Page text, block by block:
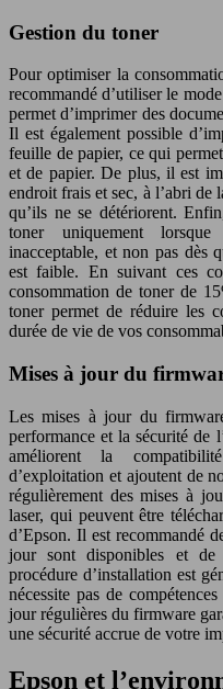
Gestion du toner
Pour optimiser la
recommandé d’utiliser le
permet d’imprimer des
Il est également possible
feuille de papier, ce qui
et de papier. De plus, il est
endroit frais et sec, à l’abri
qu’ils ne se détériorent.
toner uniquement
inacceptable, et non pas dès
est faible. En suivant ces
consommation de toner de
toner permet de réduire les
durée de vie de vos
Mises à jour du
Les mises à jour du
performance et la sécurité de
améliorent la
d’exploitation et ajoutent de
régulièrement des mises à
laser, qui peuvent être
d’Epson. Il est recommandé
jour sont disponibles et
procédure d’installation est
nécessite pas de
jour régulières du firmware
une sécurité accrue de votre
Epson et